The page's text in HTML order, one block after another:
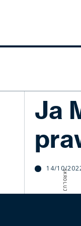
Ja
14/10/
SKROLUJ W DÓŁ